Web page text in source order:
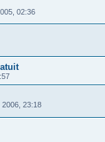
02:36
2006, 23:18